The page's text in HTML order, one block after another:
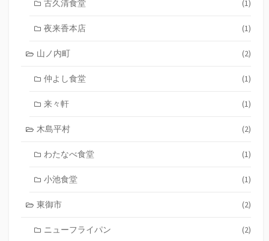
古久清食堂 (1)
夜来香本店 (1)
山ノ内町 (2)
仲よし食堂 (1)
来々軒 (1)
木島平村 (2)
わたなべ食堂 (1)
小池食堂 (1)
東御市 (2)
ニューフライパン (2)